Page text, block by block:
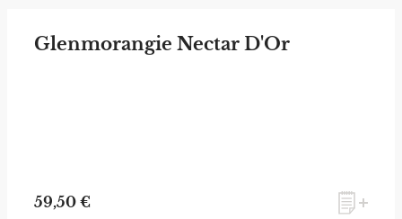
Glenmorangie Nectar D'Or
59,50 €